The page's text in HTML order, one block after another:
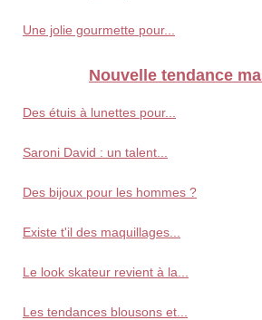
Une jolie gourmette pour...
Nouvelle tendance
Des étuis à lunettes pour...
Saroni David : un talent...
Des bijoux pour les hommes ?
Existe t'il des maquillages...
Le look skateur revient à la...
Les tendances blousons et...